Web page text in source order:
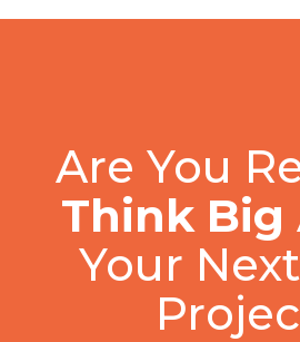
Are You
Think Big
Your